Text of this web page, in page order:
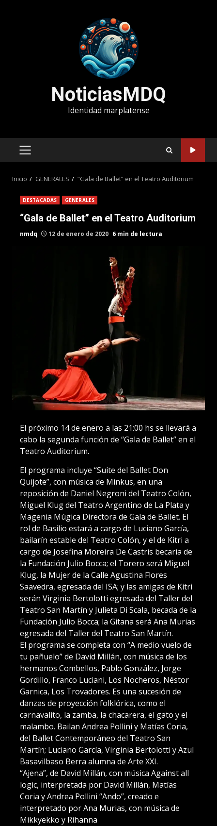
NoticiasMDQ
Identidad marplatense
MENÚ
Inicio GENERALES “Gala de Ballet” en el Teatro Auditorium
DESTACADAS GENERALES
“Gala de Ballet” en el Teatro Auditorium
nmdq 12 de enero de 2020 6 min de lectura
El próximo 14 de enero a las 21:00 hs se llevará a
cabo la segunda función de “Gala de Ballet” en el
Teatro Auditorium.
El programa incluye “Suite del Ballet Don
Quijote”, con música de Minkus, en una
reposición de Daniel Negroni del Teatro Colón,
Miguel Klug del Teatro Argentino de La Plata y
Magenia Múgica Directora de Gala de Ballet. El
rol de Basilio estará a cargo de Luciano García,
bailarín estable del Teatro Colón, y el de Kitri a
cargo de Josefina Moreira De Castris becaria de
la Fundación Julio Bocca; el Torero será Miguel
Klug, la Mujer de la Calle Agustina Flores
Saavedra, egresada del ISA; y las amigas de Kitri
serán Virginia Bertolotti egresada del Taller del
Teatro San Martín y Julieta Di Scala, becada de la
Fundación Julio Bocca; la Gitana será Ana Murias
egresada del Taller del Teatro San Martín.
El programa se completa con “A medio vuelo de
tu pañuelo” de David Millán, con música de los
hermanos Combellos, Pablo González, Jorge
Gordillo, Franco Luciani, Los Nocheros, Néstor
Garnica, Los Trovadores. Es una sucesión de
danzas de proyección folklórica, como el
carnavalito, la zamba, la chacarera, el gato y el
malambo. Bailan Andrea Pollini y Matías Coria,
del Ballet Contemporáneo del Teatro San
Martín; Luciano García, Virginia Bertolotti y Azul
Basavilbaso Berra alumna de Arte XXI.
“Ajena”, de David Millán, con música Against all
logic, interpretada por David Millán, Matías
Coria y Andrea Pollini “Ando”, creado e
interpretado por Ana Murias, con música de
Mikkyekko y Rihanna